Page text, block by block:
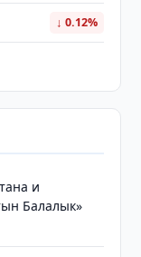
↓ 0.12%
и
Балалык»